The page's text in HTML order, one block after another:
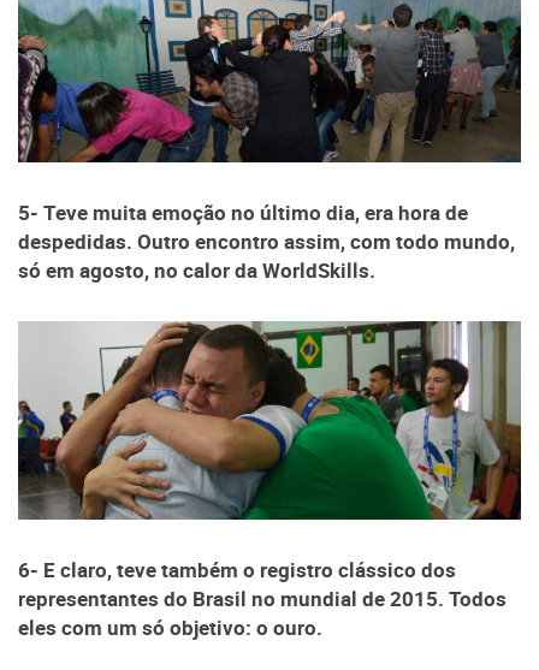
5- Teve muita emoção no último dia, era hora de
despedidas. Outro encontro assim, com todo mundo,
só em agosto, no calor da WorldSkills.
6- E claro, teve também o registro clássico dos
representantes do Brasil no mundial de 2015. Todos
eles com um só objetivo: o ouro.